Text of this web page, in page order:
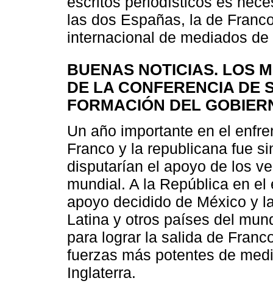
las dos Españas, la de
internacional de mediados
BUENAS NOTICIAS. LOS
DE LA CONFERENCIA DE
FORMACIÓN DEL
Un año importante en el
Franco y la republicana fue
disputarían el apoyo de los
mundial. A la República en
apoyo decidido de México y
Latina y otros países del
para lograr la salida de
fuerzas más potentes de
Inglaterra.